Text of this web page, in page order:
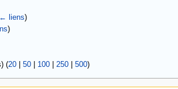
← liens)
)
(20| 50| 100| 250| 500)